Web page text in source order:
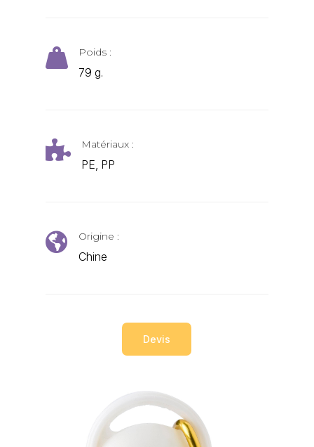
 Poids :
79 g.
 Matériaux :
PE, PP
 Origine :
Chine
Devis